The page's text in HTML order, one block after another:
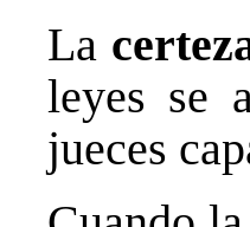
La
leyes se
jueces